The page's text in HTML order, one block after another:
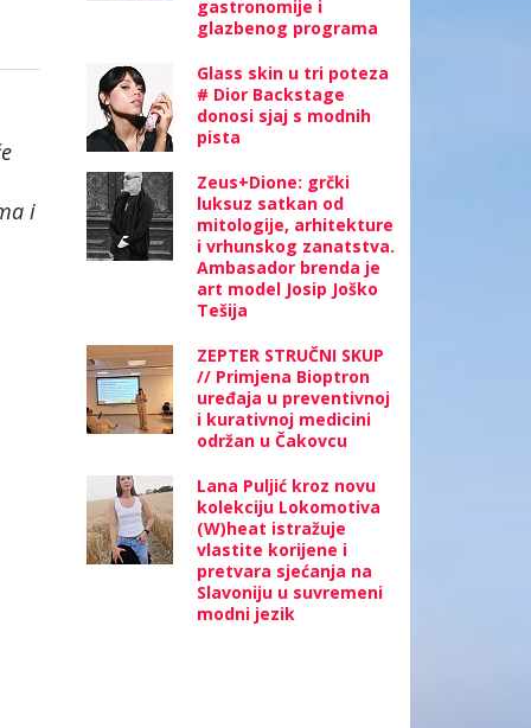
i
gastronomije i
glazbenog programa
Glass skin u tri poteza
# Dior Backstage
donosi sjaj s modnih
pista
Zeus+Dione: grčki
luksuz satkan od
mitologije, arhitekture
i vrhunskog zanatstva.
Ambasador brenda je
art model Josip Joško
Tešija
ZEPTER STRUČNI SKUP
// Primjena Bioptron
uređaja u preventivnoj
i kurativnoj medicini
održan u Čakovcu
Lana Puljić kroz novu
kolekciju Lokomotiva
(W)heat istražuje
vlastite korijene i
pretvara sjećanja na
Slavoniju u suvremeni
modni jezik